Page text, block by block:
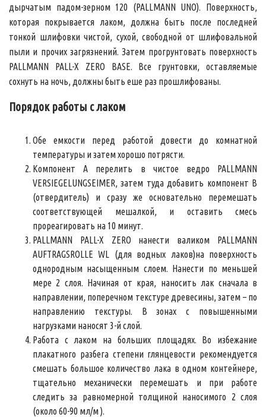
дырчатым падом-зерном 120 (PALLMANN UNO). Поверхность,
которая покрывается лаком, должна быть после последней
тонкой шлифовки чистой, сухой, свободной от шлифовальной
пыли и прочих загрязнений. Затем прогрунтовать поверхность
PALLMANN PALL-X ZERO BASE. Все грунтовки, оставляемые
сохнуть на ночь, должны быть еше раз прошлифованы.
Порядок работы с лаком
Обе емкости перед работой довести до комнатной
температуры и затем хорошо потрясти.
Компонент А перелить в чистое ведро PALLMANN
VERSIEGELUNGSEIMER, затем туда добавить компонент В
(отвердитель) и сразу же основательно перемешать
соответствующей мешалкой, и оставить смесь
прореагировать на 10 минут.
PALLMANN PALL-X ZERO нанести валиком PALLMANN
AUFTRAGSROLLE WL (для водных лаков)на поверхность
однородным насыщенным слоем. Нанести по меньшей
мере 2 слоя. Начиная от края, наносить лак сначала в
направлении, поперечном текстуре древесины, затем – по
направлению текстуры. В зонах с повышенными
нагрузками наносят 3-й слой.
Работа с лаком на больших площадях. Во избежание
плакатного разбега степени глянцевости рекомендуется
смешать большое количество лака в одном контейнере,
тщательно механически перемешать и при работе
следить за равномерной толщиной наносимого 2 слоя
(около 60-90 мл/м ).